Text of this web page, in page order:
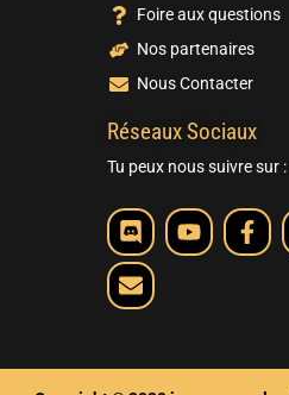
Foire aux questions
Nos partenaires
Nous Contacter
Réseaux Sociaux
Tu peux nous suivre sur :